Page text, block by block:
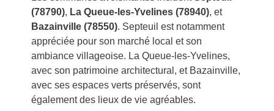
(78790), La Queue-les-Yvelines (78940), et
Bazainville (78550). Septeuil est notamment
appréciée pour son marché local et son
ambiance villageoise. La Queue-les-Yvelines,
avec son patrimoine architectural, et Bazainville,
avec ses espaces verts préservés, sont
également des lieux de vie agréables.